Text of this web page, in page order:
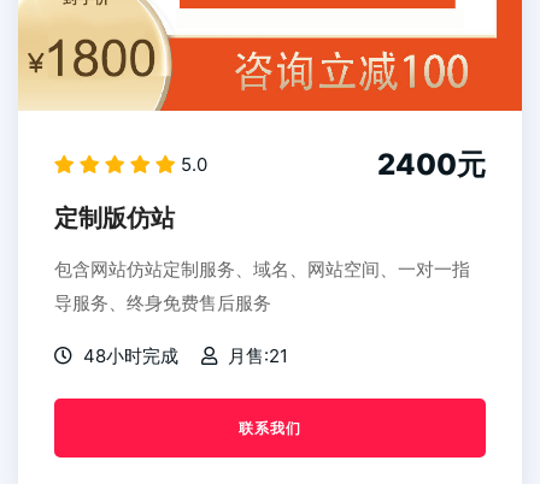
5.0 2400元
定制版仿站
包含网站仿站定制服务、域名、网站空间、一对一指
导服务、终身免费售后服务
48小时完成 月售:21
联系我们